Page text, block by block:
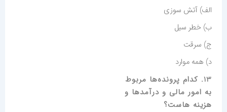
الف) آتش سوزی
ب) خطر سیل
ج) سرقت
د) همه موارد
13. کدام پرونده‌ها مربوط
به امور مالی و درآمدها و
هزینه هاست؟